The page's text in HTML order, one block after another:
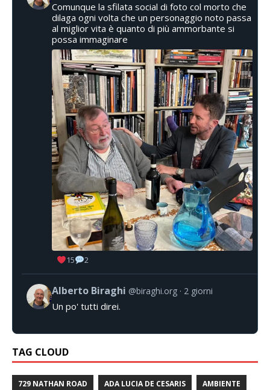
Comunque la sfilata social di foto col morto che
dilaga ogni volta che un personaggio noto passa
al miglior vita è quanto di più ammorbante si
possa immaginare
15 2
Alberto Biraghi @biraghi.org 2 giorni
Un po' tutti direi.
TAG CLOUD
729 NATHAN ROAD ADA LUCIA DE CESARIS AMBIENTE